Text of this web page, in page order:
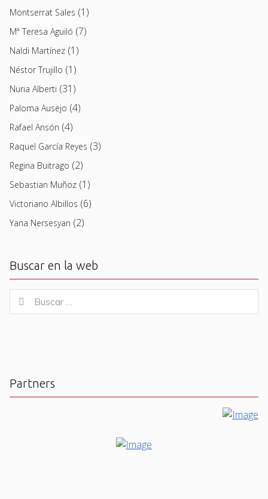
Montserrat Sales (1)
Mª Teresa Aguiló (7)
Naldi Martínez (1)
Néstor Trujillo (1)
Nuria Alberti (31)
Paloma Ausejo (4)
Rafael Ansón (4)
Raquel García Reyes (3)
Regina Buitrago (2)
Sebastian Muñoz (1)
Victoriano Albillos (6)
Yana Nersesyan (2)
Buscar en la web
for:
Buscar
Partners